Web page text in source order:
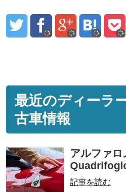
最近のディーラ
古車情報
アルファ
記事を読む